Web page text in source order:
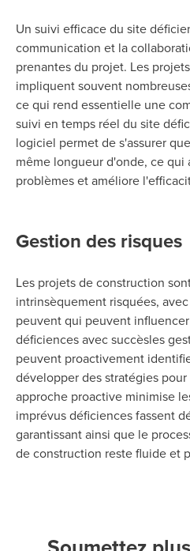
Un suivi efficace du site
communication et la
prenantes du projet. Les
impliquent souvent
ce qui rend essentielle une
suivi en temps réel du site
logiciel permet de s'assurer
même longueur d'onde, ce qui
problèmes et améliore
Gestion des risques
Les projets de construction
intrinsèquement risquées, avec
peuvent qui peuvent influencer
déficiences avec succèsles
peuvent proactivement
développer des stratégies
approche proactive minimise
imprévus déficiences fassent
garantissant ainsi que le
de construction reste fluide et